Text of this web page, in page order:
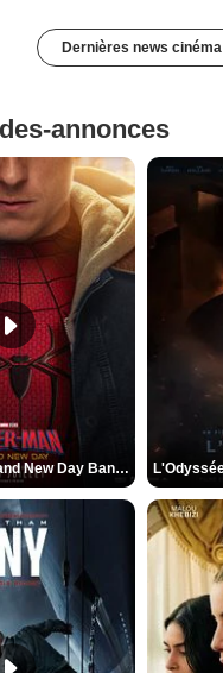
Dernières news cinéma
annonces
Spider-Man: Brand New Day Bande-annonce VO STFR